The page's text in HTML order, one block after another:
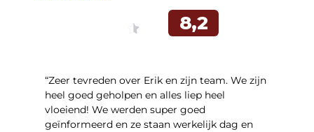
“Zeer tevreden over Erik en zijn team. We zijn
heel goed geholpen en alles liep heel
vloeiend! We werden super goed
geïnformeerd en ze staan werkelijk dag en